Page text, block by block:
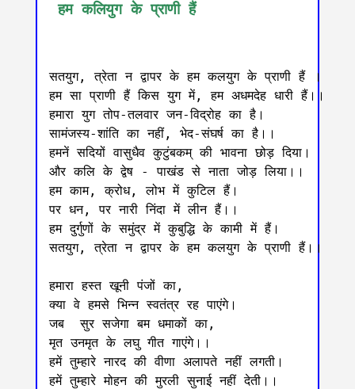
हम कलियुग के प्राणी हैं
सतयुग, त्रेता न द्वापर के हम कलयुग के प्राणी हैं ।
हम सा प्राणी हैं किस युग में, हम अधमदेह धारी हैं।।
हमारा युग तोप-तलवार जन-विद्रोह का है।
सामंजस्य-शांति का नहीं, भेद-संघर्ष का है।।
हमनें सदियों वासुधैव कुटुंबकम् की भावना छोड़ दिया।
और कलि के द्वेष - पाखंड से नाता जोड़ लिया।।
हम काम, क्रोध, लोभ में कुटिल हैं।
पर धन, पर नारी निंदा में लीन हैं।।
हम दुर्गुणों के समुंद्र में कुबुद्धि के कामी में हैं।
सतयुग, त्रेता न द्वापर के हम कलयुग के प्राणी हैं।।
हमारा हस्त खूनी पंजों का,
क्या वे हमसे भिन्न स्वतंत्र रह पाएंगे।
जब  सुर सजेगा बम धमाकों का,
मृत उनमृत के लघु गीत गाएंगे।।
हमें तुम्हारे नारद की वीणा अलापते नहीं लगती।
हमें तुम्हारे मोहन की मुरली सुनाई नहीं देती।।